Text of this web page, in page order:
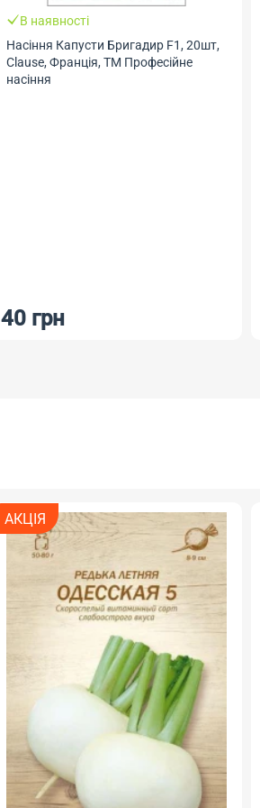
В наявності
Насіння Капусти Бригадир F1, 20шт,
Clause, Франція, ТМ Професійне
насіння
40 грн
АКЦІЯ